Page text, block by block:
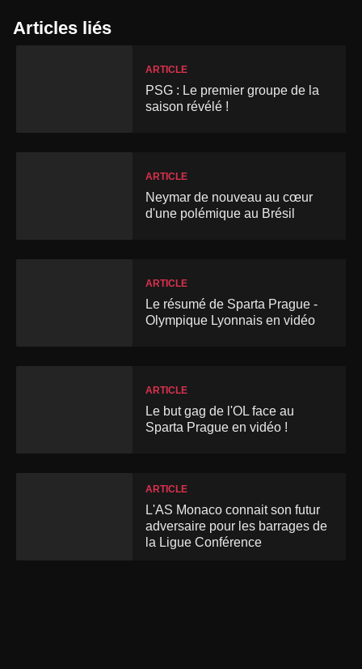
Articles liés
ARTICLE
PSG : Le premier groupe de la
saison révélé !
ARTICLE
Neymar de nouveau au cœur
d'une polémique au Brésil
ARTICLE
Le résumé de Sparta Prague -
Olympique Lyonnais en vidéo
ARTICLE
Le but gag de l'OL face au
Sparta Prague en vidéo !
ARTICLE
L'AS Monaco connait son futur
adversaire pour les barrages de
la Ligue Conférence